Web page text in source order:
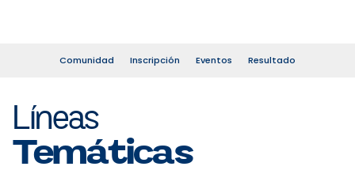
legislativo y una reconocida trayectoria institucional.
soluciones jurídicas y transformar realidades desde
una perspectiva global y crítica.
Comunidad Inscripción Eventos Resultado
Líneas
Temáticas